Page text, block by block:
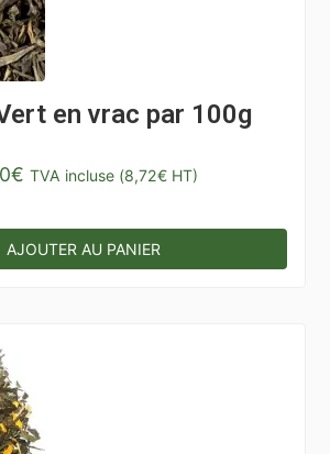
en vrac par 100g
€ TVA incluse (8,72€ HT)
AJOUTER AU PANIER